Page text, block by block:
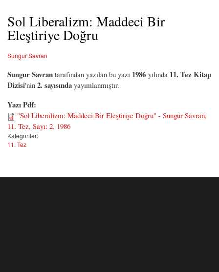
Sol Liberalizm: Maddeci Bir
Eleştiriye Doğru
Sungur Savran
Sungur Savran tarafından yazılan bu yazı 1986 yılında 11. Tez Kitap
Dizisi'nin 2. sayısında yayımlanmıştır.
Yazı Pdf:
"Sol Liberalizm: Maddeci Bir Eleştiriye Doğru" - Sungur Savran,
11. Tez, Sayı: 2, 1986
Kategoriler:
11. Tez